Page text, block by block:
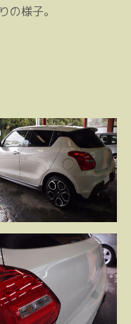
の様子。